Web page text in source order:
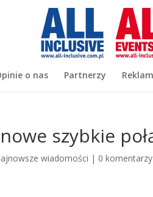
o nas Partnerzy
szybkie
wiadomości | 0 komentarzy